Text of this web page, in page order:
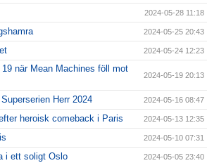
2024-05-28 11:18
2024-05-25 20:43
2024-05-24 12:23
när Mean Machines föll mot
2024-05-19 20:13
Herr 2024 2024-05-16 08:47
heroisk comeback i Paris 2024-05-13 12:35
2024-05-10 07:31
i ett soligt Oslo 2024-05-05 23:40